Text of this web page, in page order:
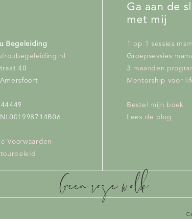
hebben na de bevalling:
Omdat ze zich dan een slechte
moeder als je dit denkt. Je hebt
verwacht van jou dat je het
dan ook niet van jezelf!
andere moeders dit allemaal
ontwikkelen met je baby en het
achter in de auto? Heb je je
Heb je je kindje te hete melk
Dit maakt je geen slechte
Waarom kan ik niet meer
Geen roze wolk
Begeleiding
40
Voorwaarden
1 op 1 sessies
Groepsessies
3 maanden
Mentorship voor
Bestel mijn boek
Lees de blog
Ga aan de
met mij